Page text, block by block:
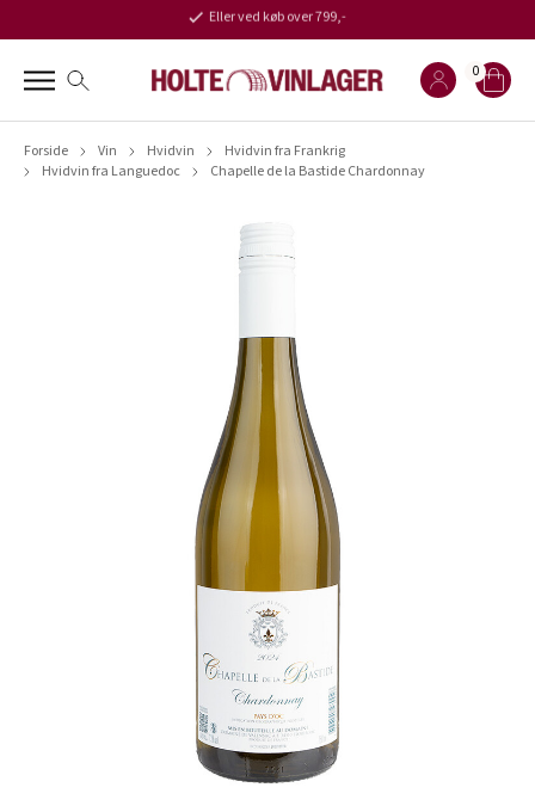
Eller ved køb over 799,-
0
Forside Vin Hvidvin
Hvidvin fra Frankrig
Hvidvin fra Languedoc
Chapelle de la Bastide Chardonnay